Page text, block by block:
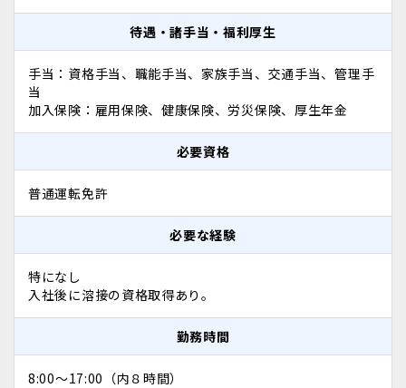
待遇・諸手当・福利厚生
手当：資格手当、職能手当、家族手当、交通手当、管理手
当
加入保険：雇用保険、健康保険、労災保険、厚生年金
必要資格
普通運転免許
必要な経験
特になし
入社後に溶接の資格取得あり。
勤務時間
8:00～17:00（内８時間）